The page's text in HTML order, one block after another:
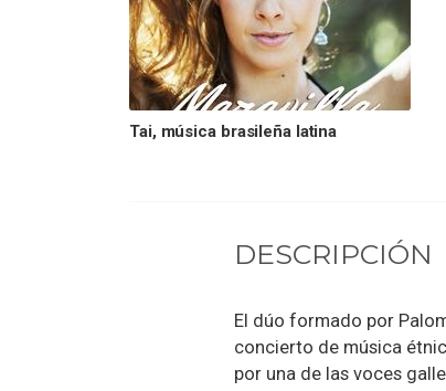
Tai, música brasileña latina
DESCRIPCIÓN
El dúo formado por
concierto de música
por una de las voces